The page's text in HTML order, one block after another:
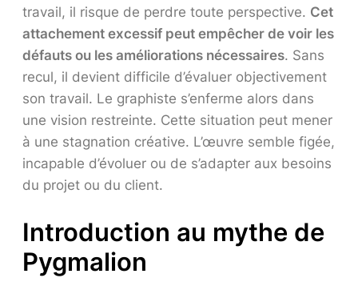
travail, il risque de perdre toute perspective. Cet
attachement excessif peut empêcher de voir les
défauts ou les améliorations nécessaires. Sans
recul, il devient difficile d’évaluer objectivement
son travail. Le graphiste s’enferme alors dans
une vision restreinte. Cette situation peut mener
à une stagnation créative. L’œuvre semble figée,
incapable d’évoluer ou de s’adapter aux besoins
du projet ou du client.
Introduction au mythe de
Pygmalion